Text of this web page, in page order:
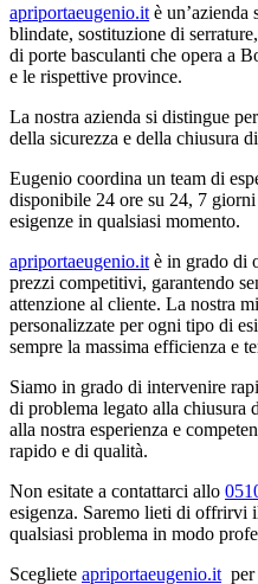
apriportaeugenio.it è un’azienda
blindate, sostituzione di
di porte basculanti che opera a
e le rispettive province.
La nostra azienda si distingue
della sicurezza e della chiusura
Eugenio coordina un team di
disponibile 24 ore su 24, 7
esigenze in qualsiasi momento.
apriportaeugenio.it è in grado di
prezzi competitivi, garantendo
attenzione al cliente. La nostra
personalizzate per ogni tipo di
sempre la massima efficienza e
Siamo in grado di intervenire
di problema legato alla chiusura
alla nostra esperienza e
rapido e di qualità.
Non esitate a contattarci allo
esigenza. Saremo lieti di offrirvi
qualsiasi problema in modo
Scegliete apriportaeugenio.it